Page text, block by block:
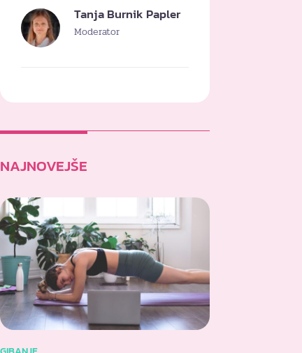
Tanja Burnik Papler
Moderator
NAJNOVEJŠE